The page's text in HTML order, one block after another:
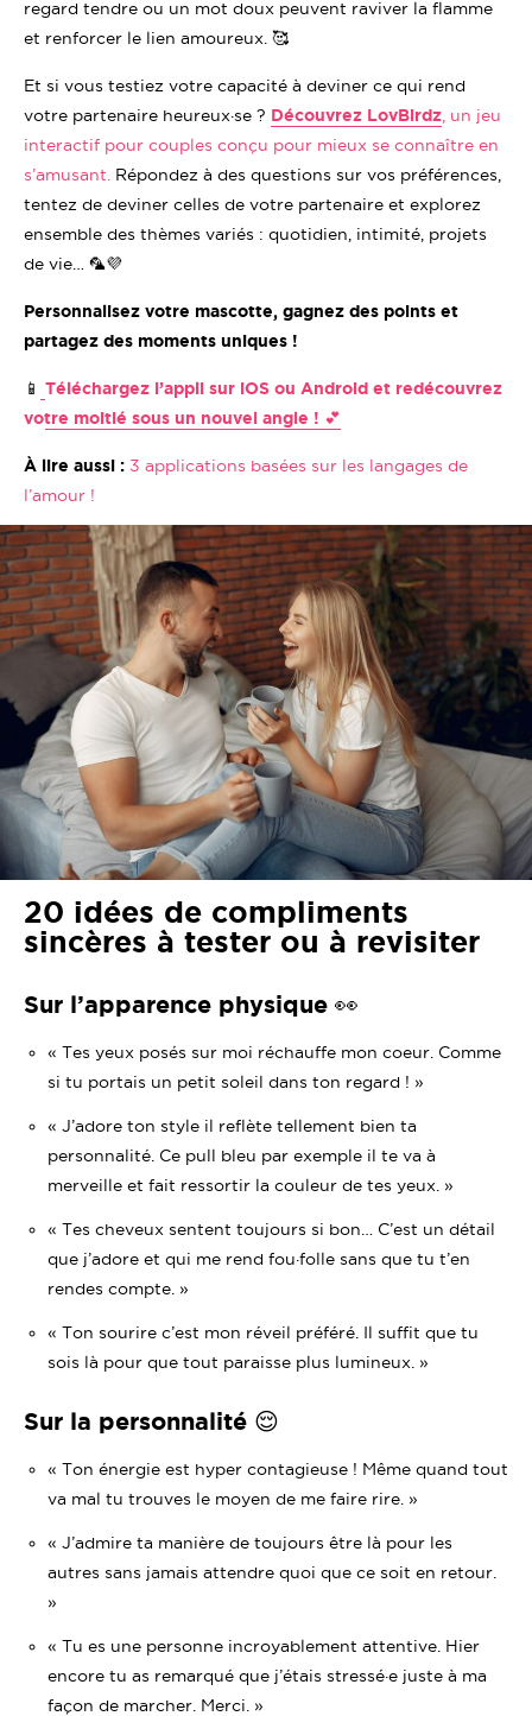
regard tendre ou un mot doux peuvent raviver la flamme
et renforcer le lien amoureux. 🥰
Et si vous testiez votre capacité à deviner ce qui rend
votre partenaire heureux·se ? Découvrez LovBirdz , un jeu
interactif pour couples conçu pour mieux se connaître en
s’amusant. Répondez à des questions sur vos préférences,
tentez de deviner celles de votre partenaire et explorez
ensemble des thèmes variés : quotidien, intimité, projets
de vie… 🦜💜
Personnalisez votre mascotte, gagnez des points et
partagez des moments uniques !
📱 Téléchargez l’appli sur iOS ou Android et redécouvrez
votre moitié sous un nouvel angle ! 💕
À lire aussi : 3 applications basées sur les langages de
l’amour !
20 idées de compliments
sincères à tester ou à revisiter
Sur l’apparence physique 👀
« Tes yeux posés sur moi réchauffe mon coeur. Comme
si tu portais un petit soleil dans ton regard ! »
« J’adore ton style il reflète tellement bien ta
personnalité. Ce pull bleu par exemple il te va à
merveille et fait ressortir la couleur de tes yeux. »
« Tes cheveux sentent toujours si bon… C’est un détail
que j’adore et qui me rend fou·folle sans que tu t’en
rendes compte. »
« Ton sourire c’est mon réveil préféré. Il suffit que tu
sois là pour que tout paraisse plus lumineux. »
Sur la personnalité 😌
« Ton énergie est hyper contagieuse ! Même quand tout
va mal tu trouves le moyen de me faire rire. »
« J’admire ta manière de toujours être là pour les
autres sans jamais attendre quoi que ce soit en retour.
»
« Tu es une personne incroyablement attentive. Hier
encore tu as remarqué que j’étais stressé·e juste à ma
façon de marcher. Merci. »